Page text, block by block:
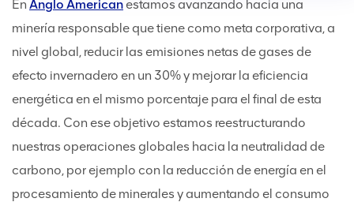
En Anglo Americanestamos avanzando hacia una
minería responsable que tiene como meta corporativa, a
nivel global, reducir las emisiones netas de gases de
efecto invernadero en un 30% y mejorar la eficiencia
energética en el mismo porcentaje para el final de esta
década. Con ese objetivo estamos reestructurando
nuestras operaciones globales hacia la neutralidad de
carbono, por ejemplo con la reducción de energía en el
procesamiento de minerales y aumentando el consumo